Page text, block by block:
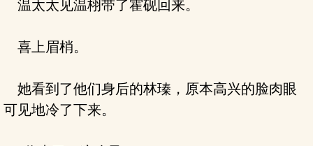
温太太见温栩带了霍砚回来。
喜上眉梢。
她看到了他们身后的林瑧，原本高兴的脸肉眼
可见地冷了下来。